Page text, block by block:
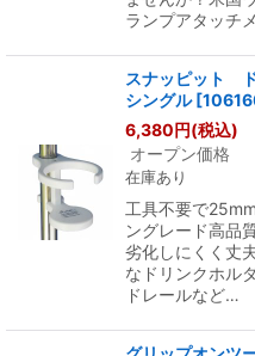
ランプアタッチ
スナッピット
シングル [
6,380円(税込)
オープン価格
在庫あり
工具不要で
ングレード高品
劣化しにくく丈
なドリンクホル
ドレールなど…